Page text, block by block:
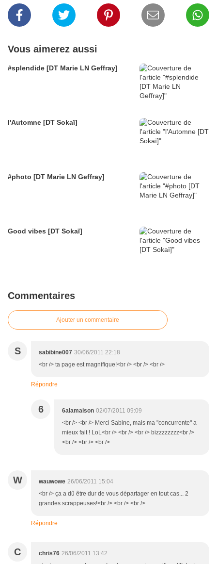
Vous aimerez aussi
#splendide [DT Marie LN Geffray]
l'Automne [DT Sokaï]
#photo [DT Marie LN Geffray]
Good vibes [DT Sokaï]
Commentaires
Ajouter un commentaire
S sabibine007 30/06/2011 22:18
<br /> ta page est magnifique!<br /> <br /> <br />
Répondre
6 6alamaison 02/07/2011 09:09
<br /> <br /> Merci Sabine, mais ma "concurrente" a
mieux fait ! LoL<br /> <br /> <br /> bizzzzzzzz<br />
<br /> <br /> <br />
W wauwowe 26/06/2011 15:04
<br /> ça a dû être dur de vous départager en tout cas... 2
grandes scrappeuses!<br /> <br /> <br />
Répondre
C chris76 26/06/2011 13:42